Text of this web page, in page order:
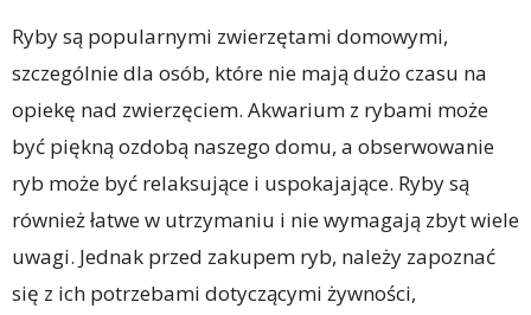
Ryby są popularnymi zwierzętami domowymi,
szczególnie dla osób, które nie mają dużo czasu na
opiekę nad zwierzęciem. Akwarium z rybami może
być piękną ozdobą naszego domu, a obserwowanie
ryb może być relaksujące i uspokajające. Ryby są
również łatwe w utrzymaniu i nie wymagają zbyt wiele
uwagi. Jednak przed zakupem ryb, należy zapoznać
się z ich potrzebami dotyczącymi żywności,